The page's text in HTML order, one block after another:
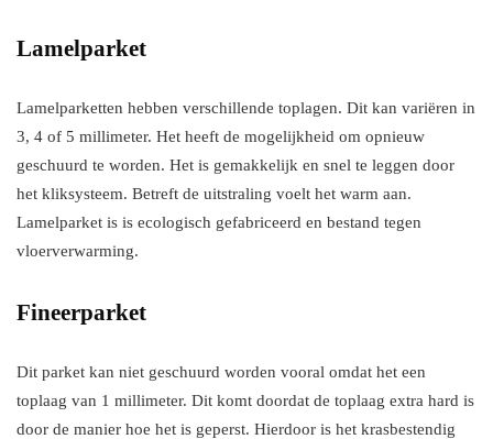
Lamelparket
Lamelparketten hebben verschillende toplagen. Dit kan variëren in
3, 4 of 5 millimeter. Het heeft de mogelijkheid om opnieuw
geschuurd te worden. Het is gemakkelijk en snel te leggen door
het kliksysteem. Betreft de uitstraling voelt het warm aan.
Lamelparket is is ecologisch gefabriceerd en bestand tegen
vloerverwarming.
Fineerparket
Dit parket kan niet geschuurd worden vooral omdat het een
toplaag van 1 millimeter. Dit komt doordat de toplaag extra hard is
door de manier hoe het is geperst. Hierdoor is het krasbestendig